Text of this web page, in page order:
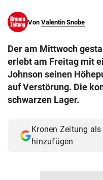
search
eingeben
© Krone Multimedia GmbH
Von Valentin Snobe
Der am Mittwoch
erlebt am Freitag mit
Johnson seinen
auf Verstörung. Die
schwarzen Lager.
Kronen Zeitung
hinzufügen